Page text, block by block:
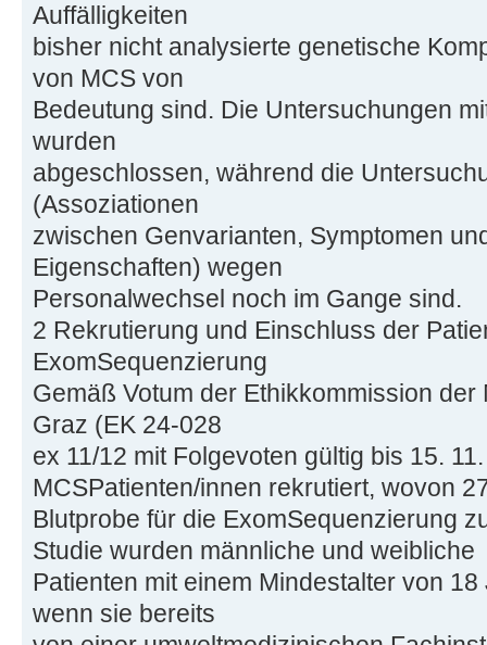
Auffälligkeiten
bisher nicht analysierte genetische
von MCS von
Bedeutung sind. Die Untersuchungen
wurden
abgeschlossen, während die
(Assoziationen
zwischen Genvarianten, Symptomen
Eigenschaften) wegen
Personalwechsel noch im Gange sind.
2 Rekrutierung und Einschluss der
ExomSequenzierung
Gemäß Votum der Ethikkommission
Graz (EK 24-028
ex 11/12 mit Folgevoten gültig bis 15.
MCSPatienten/innen rekrutiert, wovon
Blutprobe für die ExomSequenzierung
Studie wurden männliche und weibliche
Patienten mit einem Mindestalter von
wenn sie bereits